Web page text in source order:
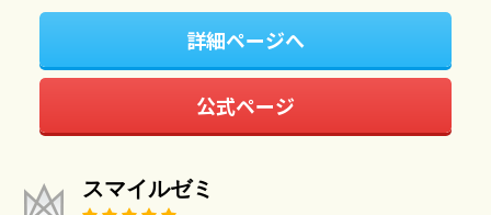
詳細ページへ
公式ページ
スマイルゼミ